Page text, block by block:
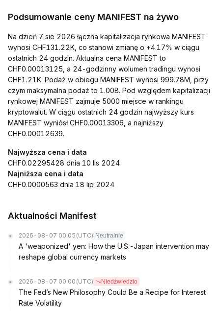
Podsumowanie ceny MANIFEST na żywo
Na dzień 7 sie 2026 łączna kapitalizacja rynkowa MANIFEST
wynosi CHF131.22K, co stanowi zmianę o +4.17% w ciągu
ostatnich 24 godzin. Aktualna cena MANIFEST to
CHF0.00013125, a 24-godzinny wolumen tradingu wynosi
CHF1.21K. Podaż w obiegu MANIFEST wynosi 999.78M, przy
czym maksymalna podaż to 1.00B. Pod względem kapitalizacji
rynkowej MANIFEST zajmuje 5000 miejsce w rankingu
kryptowalut. W ciągu ostatnich 24 godzin najwyższy kurs
MANIFEST wyniósł CHF0.00013306, a najniższy
CHF0.00012639.
Najwyższa cena i data
CHF0.02295428 dnia 10 lis 2024
Najniższa cena i data
CHF0.0000563 dnia 18 lip 2024
Aktualności Manifest
2026-08-07 00:05 (UTC) Neutralnie
A 'weaponized' yen: How the U.S.-Japan intervention may
reshape global currency markets
2026-08-07 00:00 (UTC) Niedźwiedzio
The Fed’s New Philosophy Could Be a Recipe for Interest
Rate Volatility